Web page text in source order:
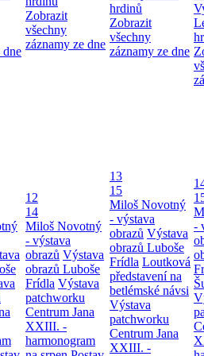
dne
Zobrazit
všechny
záznamy ze dne
hrdinů
Zobrazit
všechny
záznamy ze dne
12
14
Miloš Novotný
- výstava
obrazů Výstava
obrazů Luboše
Frídla Výstava
patchworku
Centrum Jana
XXIII. -
harmonogram
13
15
Miloš Novotný
- výstava
obrazů Výstava
obrazů Luboše
Frídla Loutková
představení na
betlémské návsi
Výstava
patchworku
Centrum Jana
XXIII. -
-